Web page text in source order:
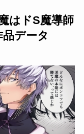
はドS魔導師
データ